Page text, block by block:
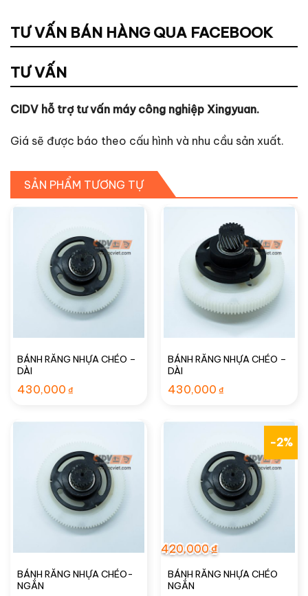
TƯ VẤN BÁN HÀNG QUA FACEBOOK
TƯ VẤN
CIDV hỗ trợ tư vấn máy công nghiệp Xingyuan.
Giá sẽ được báo theo cấu hình và nhu cầu sản xuất.
SẢN PHẨM TƯƠNG TỰ
BÁNH RĂNG NHỰA CHÉO –
DÀI
430,000 ₫
BÁNH RĂNG NHỰA CHÉO –
DÀI
430,000 ₫
BÁNH RĂNG NHỰA CHÉO-
NGẮN
-2%
BÁNH RĂNG NHỰA CHÉO
NGẮN
420,000₫